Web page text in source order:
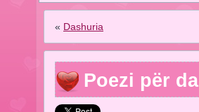
« Dashuria
Poezi për